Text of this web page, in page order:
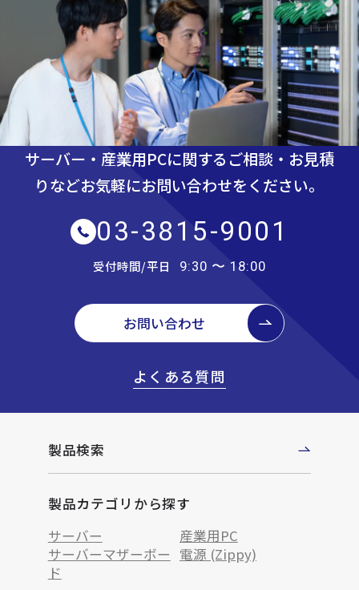
サーバー・産業用PCに関するご相談・お見積
りなどお気軽にお問い合わせをください。
03-3815-9001
受付時間/平日 9:30 〜 18:00
お問い合わせ
よくある質問
製品検索
製品カテゴリから探す
サーバー
産業用PC
サーバーマザーボー
ド
電源 (Zippy)